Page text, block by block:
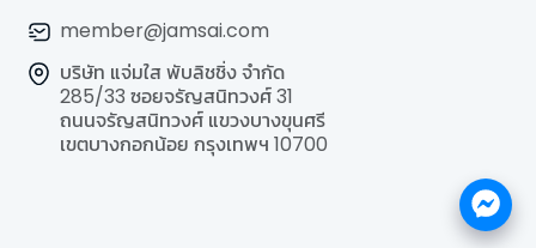
member@jamsai.com
บริษัท แจ่มใส พับลิชชิ่ง จำกัด
285/33 ซอยจรัญสนิทวงศ์ 31
ถนนจรัญสนิทวงศ์ แขวงบางขุนศรี
เขตบางกอกน้อย กรุงเทพฯ 10700